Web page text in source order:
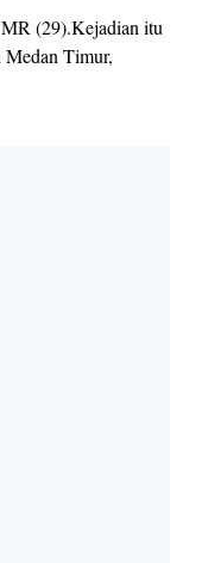
(29).Kejadian itu
Timur,